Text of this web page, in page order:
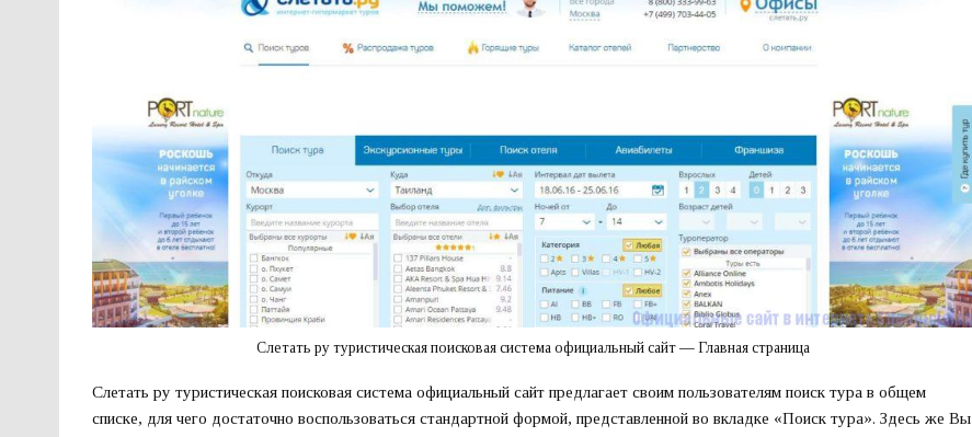
Слетать ру туристическая поисковая система официальный сайт — Главная страница
Слетать ру туристическая поисковая система официальный сайт предлагает своим пользователям поиск тура в общем
списке, для чего достаточно воспользоваться стандартной формой, представленной во вкладке «Поиск тура». Здесь же Вы